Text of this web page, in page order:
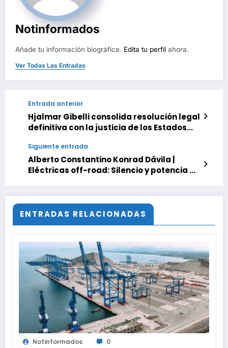
Notinformados
Añade tu información biográfica. Edita tu perfil ahora.
Ver Todas Las Entradas
Entrada anterior
Hjalmar Gibelli consolida resolución legal
definitiva con la justicia de los Estados
Siguiente entrada
Alberto Constantino Konrad Dávila |
Eléctricas off-road: Silencio y potencia en
ENTRADAS RELACIONADAS
Notinformados 0